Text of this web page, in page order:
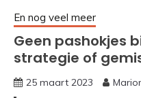
En nog veel meer
Geen pashokjes
strategie of
25 maart 2023